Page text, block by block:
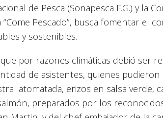
de Pesca (Sonapesca F.G.) y la
“Come Pescado”, busca fomentar el
y sostenibles.
que por razones climáticas debió ser
de asistentes, quienes
atomatada, erizos en salsa verde,
preparados por los